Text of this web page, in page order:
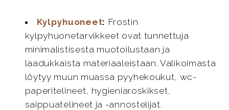
Kylpyhuoneet: Frostin
kylpyhuonetarvikkeet ovat tunnettuja
minimalistisesta muotoilustaan ja
laadukkaista materiaaleistaan. Valikoimasta
löytyy muun muassa pyyhekoukut, wc-
paperitelineet, hygieniaroskikset,
saippuatelineet ja -annostelijat.